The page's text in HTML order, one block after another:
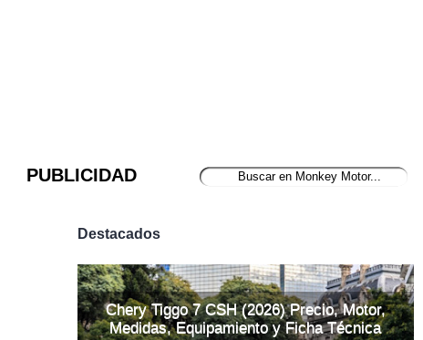
PUBLICIDAD
Destacados
Chery Tiggo 7 CSH (2026) Precio, Motor,
Medidas, Equipamiento y Ficha Técnica